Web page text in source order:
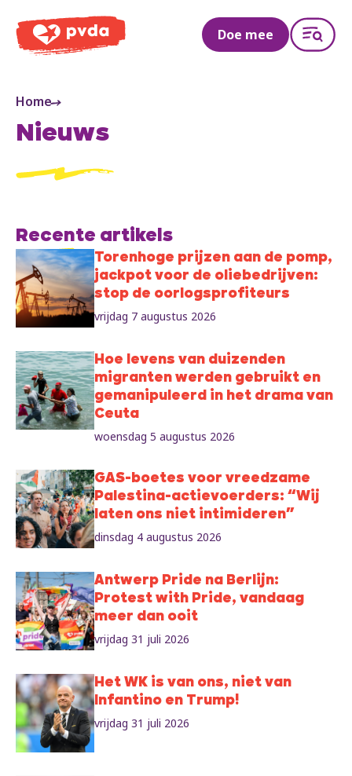
PVDA
Doe mee
Home
Nieuws
Recente artikels
Torenhoge prijzen aan de pomp,
jackpot voor de oliebedrijven:
stop de oorlogsprofiteurs
vrijdag 7 augustus 2026
Hoe levens van duizenden
migranten werden gebruikt en
gemanipuleerd in het drama van
Ceuta
woensdag 5 augustus 2026
GAS-boetes voor vreedzame
Palestina-actievoerders: “Wij
laten ons niet intimideren”
dinsdag 4 augustus 2026
Antwerp Pride na Berlijn:
Protest with Pride, vandaag
meer dan ooit
vrijdag 31 juli 2026
Het WK is van ons, niet van
Infantino en Trump!
vrijdag 31 juli 2026